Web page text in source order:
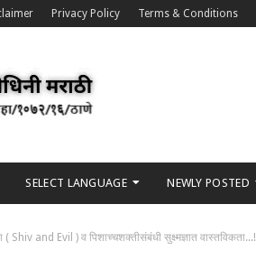
Privacy Policy Terms & Conditions
SELECT LANGUAGE NEWLY POSTED
( Shiv and Evil ) व पिशाच्चशक्तीसंबंधी सुक्ष्मज्ञात वास्तविकता...!